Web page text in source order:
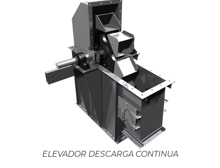
ELEVADOR DESCARGA CONTINUA